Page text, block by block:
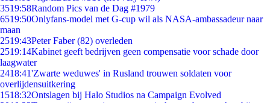
3519:58Random Pics van de Dag #1979
6519:50Onlyfans-model met G-cup wil als NASA-ambassadeur naar
maan
2519:43Peter Faber (82) overleden
2519:14Kabinet geeft bedrijven geen compensatie voor schade door
laagwater
2418:41'Zwarte weduwes' in Rusland trouwen soldaten voor
overlijdensuitkering
1518:32Ontslagen bij Halo Studios na Campaign Evolved